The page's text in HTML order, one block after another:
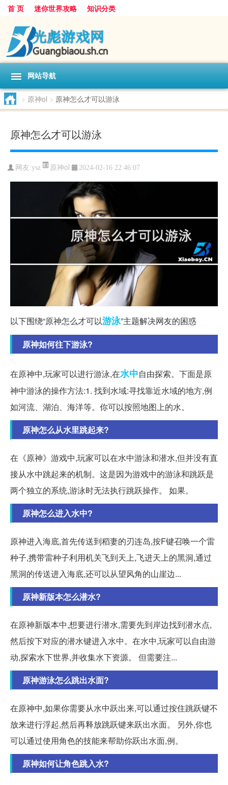
首 页 迷你世界攻略 知识分类
网站导航
> 原神ol > 原神怎么才可以游泳
原神怎么才可以游泳
网友:ysz 原神ol 2024-02-16 22:46:07
以下围绕“原神怎么才可以游泳”主题解决网友的困惑
原神如何往下游泳?
在原神中,玩家可以进行游泳,在水中自由探索。下面是原
神中游泳的操作方法:1. 找到水域:寻找靠近水域的地方,例
如河流、湖泊、海洋等。你可以按照地图上的水。
原神怎么从水里跳起来?
在《原神》游戏中,玩家可以在水中游泳和潜水,但并没有直
接从水中跳起来的机制。这是因为游戏中的游泳和跳跃是
两个独立的系统,游泳时无法执行跳跃操作。 如果。
原神怎么进入水中?
原神进入海底,首先传送到稻妻的刃连岛,按F键召唤一个雷
种子,携带雷种子利用机关飞到天上,飞进天上的黑洞,通过
黑洞的传送进入海底,还可以从望风角的山崖边...
原神新版本怎么潜水?
在原神新版本中,想要进行潜水,需要先到岸边找到潜水点,
然后按下对应的潜水键进入水中。在水中,玩家可以自由游
动,探索水下世界,并收集水下资源。 但需要注...
原神游泳怎么跳出水面?
在原神中,如果你需要从水中跃出来,可以通过按住跳跃键不
放来进行浮起,然后再释放跳跃键来跃出水面。 另外,你也
可以通过使用角色的技能来帮助你跃出水面,例。
原神如何让角色跳入水?